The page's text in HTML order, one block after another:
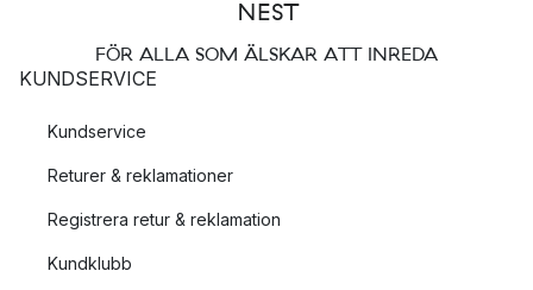
FÖR ALLA SOM ÄLSKAR ATT INREDA
KUNDSERVICE
Kundservice
Returer & reklamationer
Registrera retur & reklamation
Kundklubb